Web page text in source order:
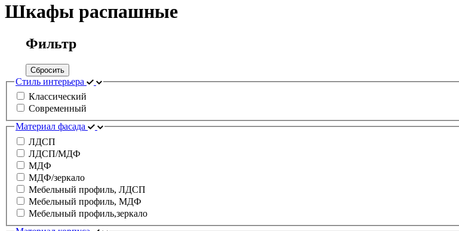
Шкафы распашные
Фильтр
Сбросить
Стиль интерьера
Классический
Современный
Материал фасада
ЛДСП
ЛДСП/МДФ
МДФ
МДФ/зеркало
Мебельный профиль, ЛДСП
Мебельный профиль, МДФ
Мебельный профиль,зеркало